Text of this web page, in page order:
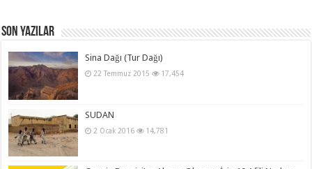
Son Yazılar
Sina Dağı (Tur Dağı)
22 Temmuz 2015 17,454
SUDAN
2 Ocak 2016 14,781